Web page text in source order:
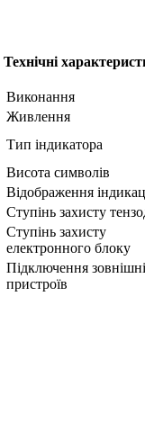
Технічні
Виконання
Живлення
Тип індикатора
Висота символів
Відображення
Ступінь захисту
Ступінь захисту
електронного блоку
Підключення
пристроїв